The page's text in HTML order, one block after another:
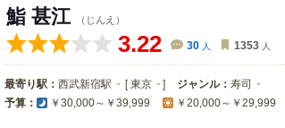
鮨 甚江 （じんえ）
3.22 30 人 1353 人
最寄り駅： 西武新宿駅 [東京 ] ジャンル： 寿司
予算： ￥30,000～￥39,999 ￥20,000～￥29,999